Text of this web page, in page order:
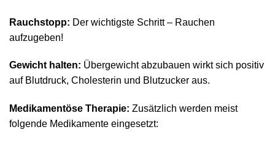
Rauchstopp: Der wichtigste Schritt – Rauchen
aufzugeben!
Gewicht halten: Übergewicht abzubauen wirkt sich positiv
auf Blutdruck, Cholesterin und Blutzucker aus.
Medikamentöse Therapie: Zusätzlich werden meist
folgende Medikamente eingesetzt: